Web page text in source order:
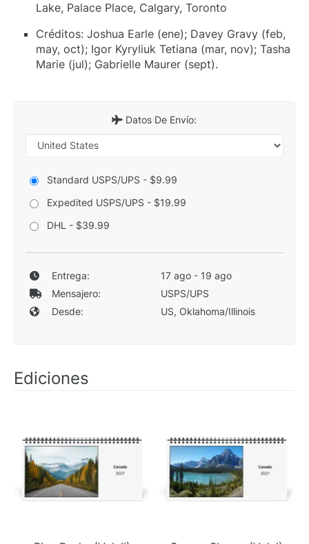
Lake, Palace Place, Calgary, Toronto
Créditos: Joshua Earle (ene); Davey Gravy (feb,
may, oct); Igor Kyryliuk Tetiana (mar, nov); Tasha
Marie (jul); Gabrielle Maurer (sept).
Datos De Envío:
Standard USPS/UPS - $9.99
Expedited USPS/UPS - $19.99
DHL - $39.99
Entrega:
17 ago - 19 ago
Mensajero:
USPS/UPS
Desde:
US, Oklahoma/Illinois
Ediciones